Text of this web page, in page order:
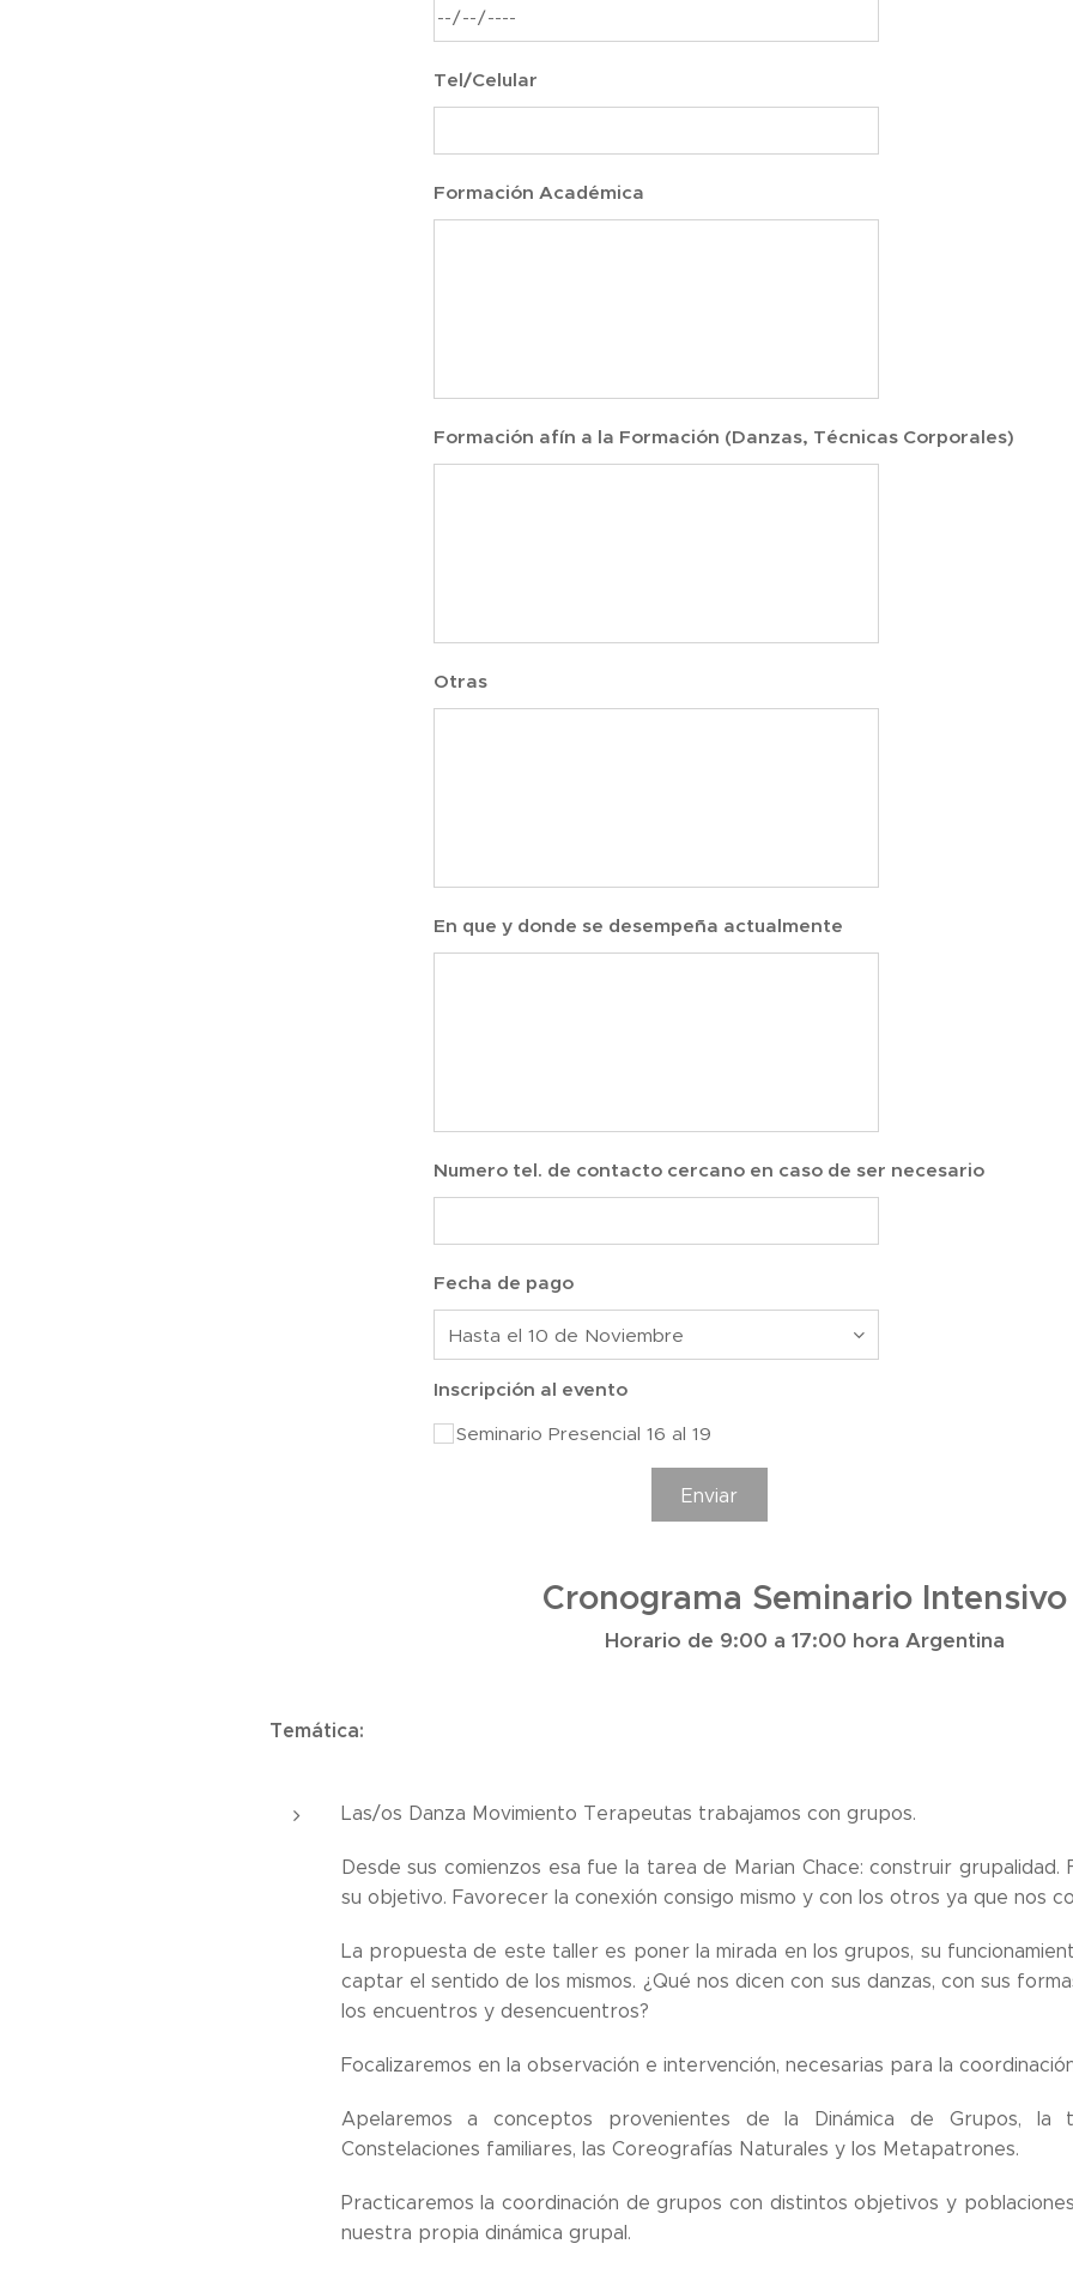
Tel/Celular
Formación Académica
Formación afín a la Formación (Danzas, Técnicas Corporales)
Otras
En que y donde se desempeña actualmente
Numero tel. de contacto cercano en caso de ser necesario
Fecha de pago
Inscripción al evento
Seminario Presencial 16 al 19
Enviar
Cronograma Seminario Intensivo
Horario de 9:00 a 17:00 hora Argentina
Temática:
Las/os Danza Movimiento Terapeutas trabajamos con grupos.
Desde sus comienzos esa fue la tarea de Marian Chace: construir
su objetivo. Favorecer la conexión consigo mismo y con los otros ya que nos
La propuesta de este taller es poner la mirada en los grupos, su
captar el sentido de los mismos. ¿Qué nos dicen con sus danzas, con sus
los encuentros y desencuentros?
Focalizaremos en la observación e intervención, necesarias para la
Apelaremos a conceptos provenientes de la Dinámica de Grupos, la
Constelaciones familiares, las Coreografías Naturales y los Metapatrones.
Practicaremos la coordinación de grupos con distintos objetivos y
nuestra propia dinámica grupal.